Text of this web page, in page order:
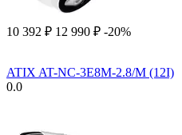
10 392 ₽ 12 990 ₽ -20%
ATIX AT-NC-3E8M-2.8/M (12I)
0.0